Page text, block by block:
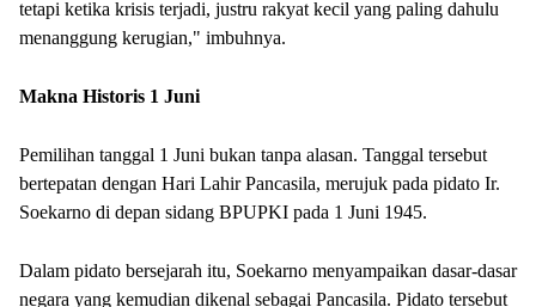
tetapi ketika krisis terjadi, justru rakyat kecil yang paling dahulu
menanggung kerugian," imbuhnya.
Makna Historis 1 Juni
Pemilihan tanggal 1 Juni bukan tanpa alasan. Tanggal tersebut
bertepatan dengan Hari Lahir Pancasila, merujuk pada pidato Ir.
Soekarno di depan sidang BPUPKI pada 1 Juni 1945.
Dalam pidato bersejarah itu, Soekarno menyampaikan dasar-dasar
negara yang kemudian dikenal sebagai Pancasila. Pidato tersebut